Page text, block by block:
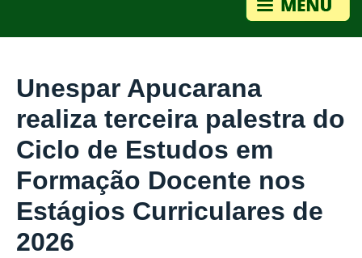
Unespar Apucarana
realiza terceira palestra do
Ciclo de Estudos em
Formação Docente nos
Estágios Curriculares de
2026